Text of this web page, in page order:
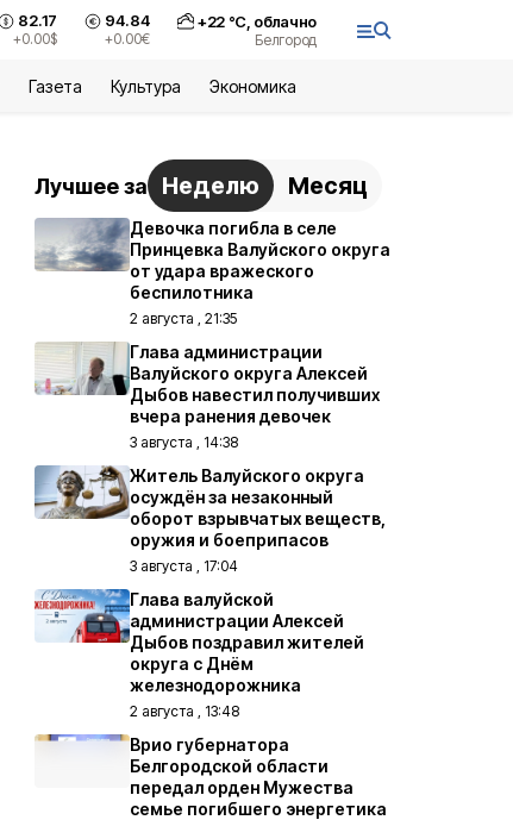
82.17
+0.00$
94.84
+0.00€
+22°С, облачно
Белгород
Газета Культура Экономика
Лучшее за Неделю Месяц
Девочка погибла в селе
Принцевка Валуйского округа
от удара вражеского
беспилотника
2 августа , 21:35
Глава администрации
Валуйского округа Алексей
Дыбов навестил получивших
вчера ранения девочек
3 августа , 14:38
Житель Валуйского округа
осуждён за незаконный
оборот взрывчатых веществ,
оружия и боеприпасов
3 августа , 17:04
Глава валуйской
администрации Алексей
Дыбов поздравил жителей
округа с Днём
железнодорожника
2 августа , 13:48
Врио губернатора
Белгородской области
передал орден Мужества
семье погибшего энергетика